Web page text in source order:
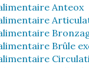
Anteox
Brûle